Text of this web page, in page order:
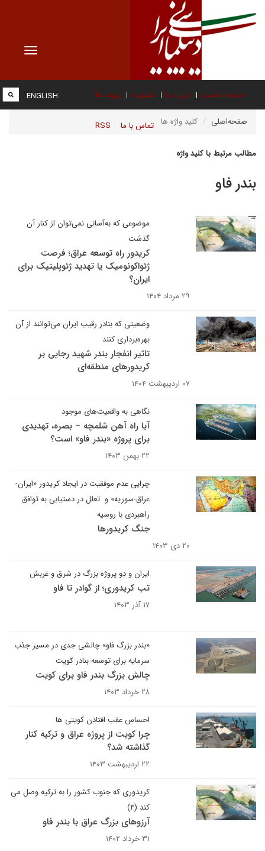
Toggle
صفحه نخست درباره ما عضویت پیوند ها
تماس با ما RSS
ENGLISH
صفحه‌اصلی کلید واژه ها
مطالب مرتبط با کلید واژه
بندر فاو
موضوعی که به‌آسانی نمی‌توان از کنار آن
گذشت
کریدور راه توسعه عراق؛ فرصت
ژئواکونومیک یا تهدید ژئوپلیتیک برای
ایران؟
۲۹ مرداد ۱۴۰۴
وضعیتی که بنادر رقیب ایران می‌توانند از آن
بهره‌برداری کنند
تاثیر انفجار بندر شهید رجایی بر
کریدورهای منطقه‌ای
۰۷ اردیبهشت ۱۴۰۴
نگاهی به واقعیت‌های موجود
آیا راه آهن شلمچه – بصره، تهدیدی
برای پروژه «بندر فاو» است؟
۲۲ بهمن ۱۴۰۳
چرایی عدم موفقیت ‌در ایجاد کریدور «ایران-
عراق-سوریه» و ‌ تعلل در دستیابی به توافق
راهبردی با روسیه
جنگ کریدورها
۲۰ دی ۱۴۰۳
ایران و دو پروژه بزرگ در شرق و غربش
تب کریدوری؛ از گوادر تا فاو
۱۷ آذر ۱۴۰۳
«بندر بزرگ فاو» چالشی جدی در مسیر جذب
سرمایه برای توسعه بنادر کویت
چالش بزرگ بندر فاو برای کویت
۲۸ خرداد ۱۴۰۳
احساس عقب افتادن کویتی ها
چرا کویت از پروژه عراق و ترکیه کنار
گذاشته شد؟
۲۲ اردیبهشت ۱۴۰۳
کریدوری که جنوب کشور را به ترکیه وصل می
کند (۴)
آرزوهای بزرگ عراق با بندر فاو
۳۱ خرداد ۱۴۰۲